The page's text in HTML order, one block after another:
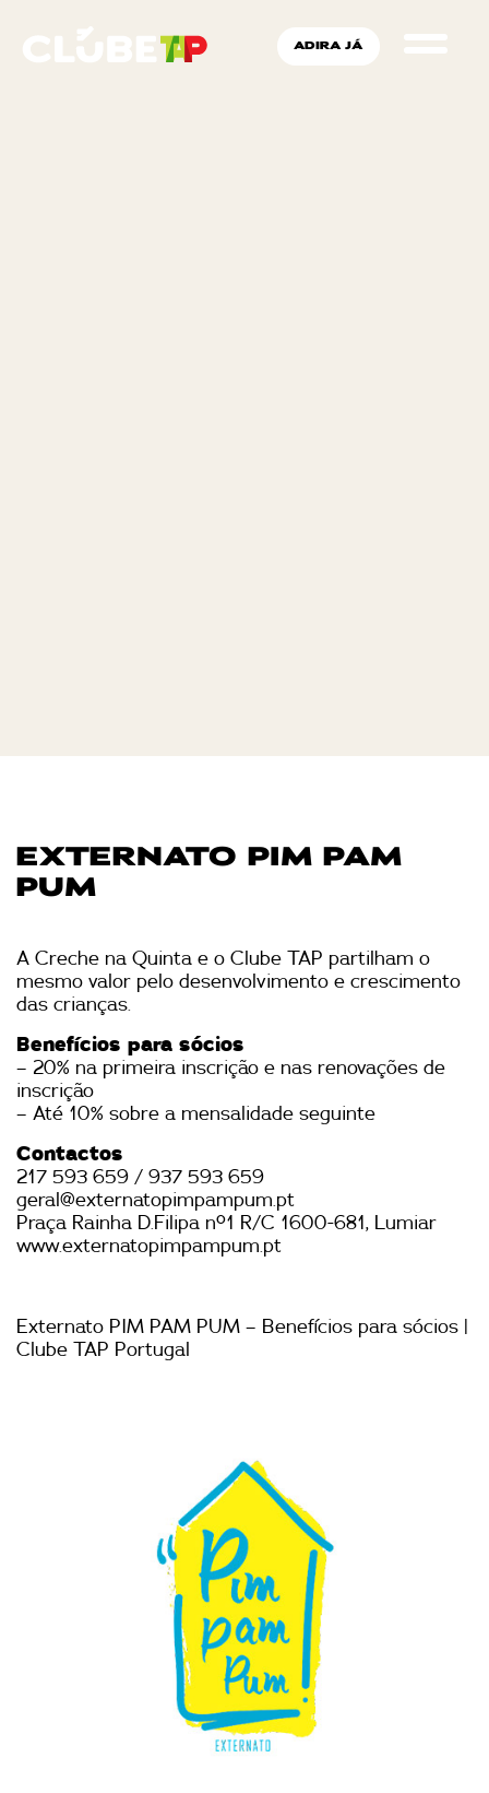
ADIRA JÁ
EXTERNATO PIM PAM
PUM
A Creche na Quinta e o Clube TAP partilham o
mesmo valor pelo desenvolvimento e crescimento
das crianças.
Benefícios para sócios
– 20% na primeira inscrição e nas renovações de
inscrição
– Até 10% sobre a mensalidade seguinte
Contactos
217 593 659 / 937 593 659
geral@externatopimpampum.pt
Praça Rainha D.Filipa nº1 R/C 1600-681, Lumiar
www.externatopimpampum.pt
Externato PIM PAM PUM – Benefícios para sócios |
Clube TAP Portugal